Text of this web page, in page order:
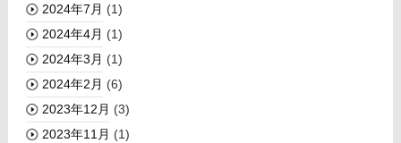
2024年7月 (1)
2024年4月 (1)
2024年3月 (1)
2024年2月 (6)
2023年12月 (3)
2023年11月 (1)